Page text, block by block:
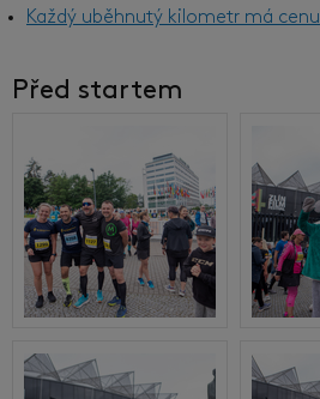
Každý uběhnutý kilometr má cenu
Před startem